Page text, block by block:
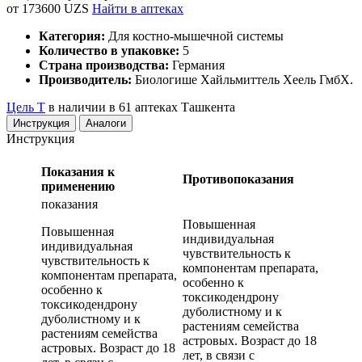
от 173600 UZS Найти в аптеках
Категория: Для костно-мышечной системы
Количество в упаковке: 5
Страна производства: Германия
Производитель: Биологише Хайльмиттель Хеель ГмбХ.
Цель Т в наличии в 61 аптеках Ташкента
Инструкция Аналоги
Инструкция
Показания к
применению
Противопоказания
показания
Повышенная
индивидуальная
чувствительность к
компонентам препарата,
особенно к
токсикодендрону
дуболистному и к
растениям семейства
астровых. Возраст до 18
Повышенная
индивидуальная
чувствительность к
компонентам препарата,
особенно к
токсикодендрону
дуболистному и к
растениям семейства
астровых. Возраст до 18
лет, в связи с